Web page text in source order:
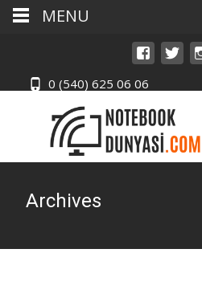
0 (540) 625 06 06
Archives
MENU